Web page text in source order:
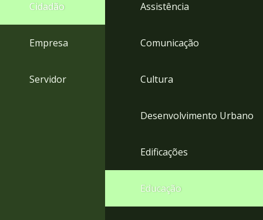
Cidadão
Empresa
Servidor
Assistência
Comunicação
Cultura
Desenvolvimento Urbano
Edificações
Educação